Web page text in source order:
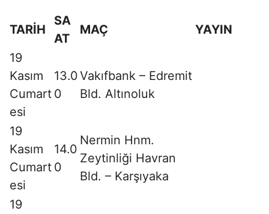
TARİH
SA
AT
MAÇ
YAYIN
19
Kasım
Cumart
esi
13.0
0
Vakıfbank – Edremit
Bld. Altınoluk
19
Kasım
Cumart
esi
14.0
0
Nermin Hnm.
Zeytinliği Havran
Bld. – Karşıyaka
19